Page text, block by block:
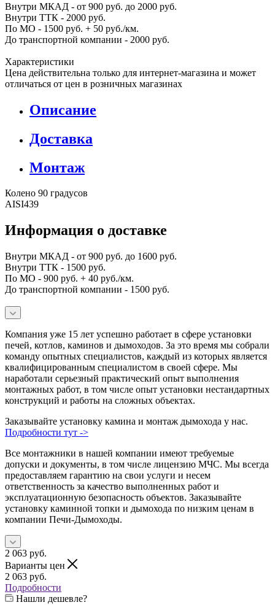
Внутри МКАД - от 900 руб. до 2000 руб.
Внутри ТТК - 2000 руб.
По МО - 1500 руб. + 50 руб./км.
До транспортной компании - 2000 руб.
Характеристики
Цена действительна только для интернет-магазина и может
отличаться от цен в розничных магазинах
Описание
Доставка
Монтаж
Колено 90 градусов
AISI439
Информация о доставке
Внутри МКАД - от 900 руб. до 1600 руб.
Внутри ТТК - 1500 руб.
По МО - 900 руб. + 40 руб./км.
До транспортной компании - 1500 руб.
Компания уже 15 лет успешно работает в сфере установки
печей, котлов, каминов и дымоходов. За это время мы собрали
команду опытных специалистов, каждый из которых является
квалифицированным специалистом в своей сфере. Мы
наработали серьезный практический опыт выполнения
монтажных работ, в том числе опыт установки нестандартных
конструкций и работы на сложных объектах.
Заказывайте установку камина и монтаж дымохода у нас.
Подробности тут ->
Все монтажники в нашей компании имеют требуемые
допуски и документы, в том числе лицензию МЧС. Мы всегда
предоставляем гарантию на свои услуги и несем
ответственность за качество выполненных работ и
эксплуатационную безопасность объектов. Заказывайте
установку каминной топки и дымохода по низким ценам в
компании Печи-Дымоходы.
2 063 руб.
Варианты цен
2 063 руб.
Подробности
Нашли дешевле?